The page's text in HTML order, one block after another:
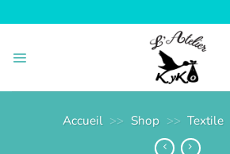
au
Accueil >> Shop >> Textile